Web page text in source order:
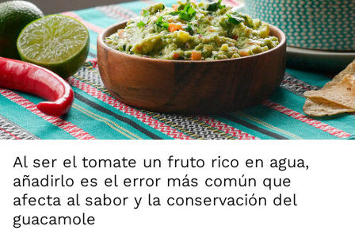
Al ser el tomate un fruto rico en agua,
añadirlo es el error más común que
afecta al sabor y la conservación del
guacamole